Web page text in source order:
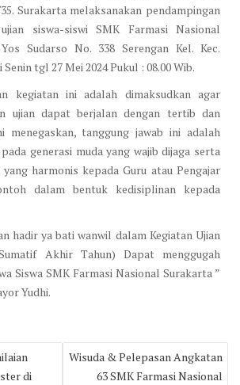
Surakarta melaksanakan pendampingan
siswa-siswi SMK Farmasi Nasional
Sudarso No. 338 Serengan Kel. Kec.
tgl 27 Mei 2024 Pukul : 08.00 Wib.
kegiatan ini adalah dimaksudkan agar
ujian dapat berjalan dengan tertib dan
menegaskan, tanggung jawab ini adalah
generasi muda yang wajib dijaga serta
harmonis kepada Guru atau Pengajar
dalam bentuk kedisiplinan kepada
hadir ya bati wanwil dalam Kegiatan Ujian
Akhir Tahun) Dapat menggugah
Siswa SMK Farmasi Nasional Surakarta ”
Yudhi.
di
Wisuda & Pelepasan Angkatan
63 SMK Farmasi Nasional